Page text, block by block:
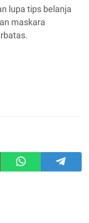
lupa tips belanja
maskara